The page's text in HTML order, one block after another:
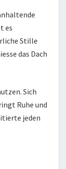
es
Stille
das Dach
Sich
Ruhe und
jeden